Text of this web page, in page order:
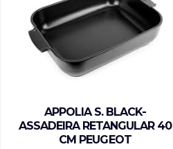
APPOLIA S. BLACK-
ASSADEIRA RETANGULAR 40
CM PEUGEOT